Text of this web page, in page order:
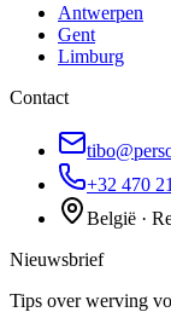
Antwerpen
Gent
Limburg
Contact
+32 470
België ·
Nieuwsbrief
Tips over werving